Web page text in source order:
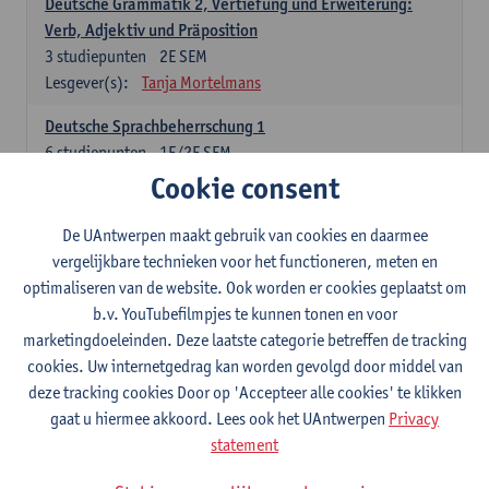
Verb, Adjektiv und Präposition
2E SEM
3 studiepunten
Lesgever(s):
Tanja Mortelmans
Deutsche Sprachbeherrschung 1
1E/2E SEM
6studiepunten
Tanja Mortelmans Alex Haider
Raum
1E/2E SEM
6 studiepunten
Lesgever(s):
Carola Strobl Alex Haider
Engels: verplichte opleidingsonderdelen
Advanced English Grammar for English Language
Professionals
1E/2E SEM
Lesgever(s):
Jim Ureel
Cookie consent
De UAntwerpen maakt gebruik van cookies en daarmee
vergelijkbare technieken voor het functioneren, meten en
optimaliseren van de website. Ook worden er cookies geplaatst om
b.v. YouTubefilmpjes te kunnen tonen en voor
marketingdoeleinden. Deze laatste categorie betreffen de tracking
cookies. Uw internetgedrag kan worden gevolgd door middel van
deze tracking cookies Door op 'Accepteer alle cookies' te klikken
gaat u hiermee akkoord. Lees ook het UAntwerpen Privacy
statement